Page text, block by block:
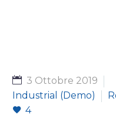
3 Ottobre 2019
Industrial (Demo)
4